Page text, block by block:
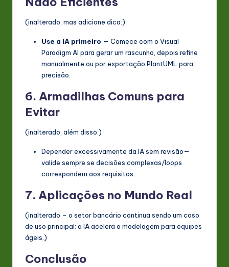
(inalterado, mas adicione dica:)
Use a IA primeiro — Comece com o Visual
Paradigm AI para gerar um rascunho, depois refine
manualmente ou por exportação PlantUML para
precisão.
6. Armadilhas Comuns para
Evitar
(inalterado, além disso:)
Depender excessivamente da IA sem revisão—
valide sempre se decisões complexas/loops
correspondem aos requisitos.
7. Aplicações no Mundo Real
(inalterado – o setor bancário continua sendo um caso
de uso principal; a IA acelera o modelagem para equipes
ágeis.)
Conclusão